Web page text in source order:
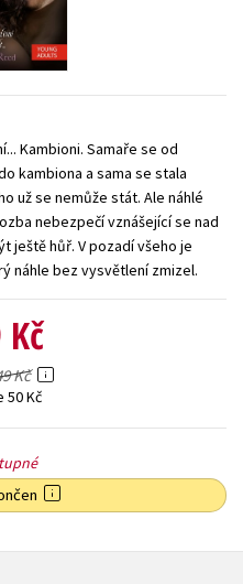
Kambioni. Samaře se od
kambiona a sama se stala
už se nemůže stát. Ale náhlé
nebezpečí vznášející se nad
ještě hůř. V pozadí všeho je
náhle bez vysvětlení zmizel.
Kč
50 Kč